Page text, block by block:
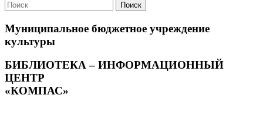
Поиск
Муниципальное бюджетное учреждение
культуры
БИБЛИОТЕКА – ИНФОРМАЦИОННЫЙ
ЦЕНТР
«КОМПАС»